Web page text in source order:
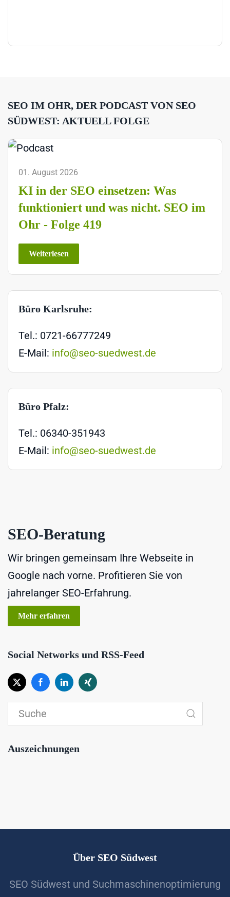
SEO IM OHR, DER PODCAST VON SEO
SÜDWEST: AKTUELL FOLGE
01. August 2026
KI in der SEO einsetzen: Was
funktioniert und was nicht. SEO im
Ohr - Folge 419
Weiterlesen
Büro Karlsruhe:
Tel.: 0721-66777249
E-Mail: info@seo-suedwest.de
Büro Pfalz:
Tel.: 06340-351943
E-Mail: info@seo-suedwest.de
SEO-Beratung
Wir bringen gemeinsam Ihre Webseite in
Google nach vorne. Profitieren Sie von
jahrelanger SEO-Erfahrung.
Mehr erfahren
Social Networks und RSS-Feed
Auszeichnungen
Über SEO Südwest
SEO Südwest und Suchmaschinenoptimierung